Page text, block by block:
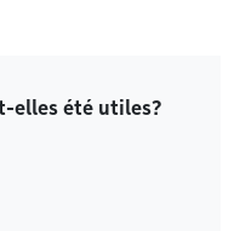
elles été utiles?